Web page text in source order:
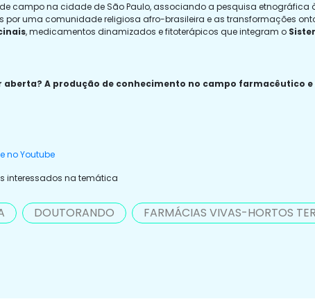
campo na cidade de São Paulo, associando a pesquisa etnográfica
uma comunidade religiosa afro-brasileira e as transformações
, medicamentos dinamizados e fitoterápicos que integram o
aberta? A produção de conhecimento no campo farmacêutico
no Youtube
interessados na temática
DOUTORANDO FARMÁCIAS VIVAS-HORTOS